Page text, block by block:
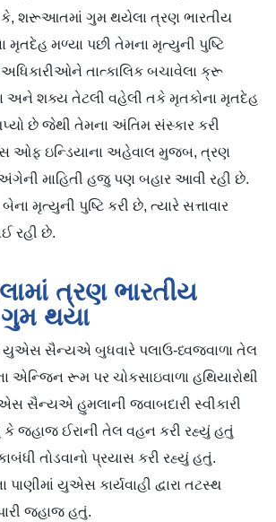
કે, શરૂઆતમાં ગુમ થયેલા ત્રણ ભારતીય
મળ્યા પછી તેમના મૃત્યુની પુષ્ટિ
તાત્કાલિક બચાવેલા ક્રૂ
અને શક્ય તેટલી વહેલી તકે મૃતકોના મૃતદેહ
છે જેથી તેમના અંતિમ સંસ્કાર કરી
ઓફ ઇન્ડિયાના અહેવાલ મુજબ, ત્રણ
માહિતી હજુ પણ બહાર આવી રહી છે.
મૃત્યુની પુષ્ટિ કરી છે, ત્યારે સત્તાવાર
રહી છે.
ત્રણ ભારતીય
થયા
સૈન્યએ બુધવારે પલાઉ-ધ્વજવાળા તેલ
એન્જિન રૂમ પર ચોકસાઇવાળા હથિયારોથી
સૈન્યએ હુમલાની જવાબદારી સ્વીકારી
જહાજ ઈરાની તેલ વહન કરી રહ્યું હતું
તોડવાનો પ્રયાસ કરી રહ્યું હતું.
યુએસ કાર્યવાહી દ્વારા તટસ્થ
જહાજ હતું.